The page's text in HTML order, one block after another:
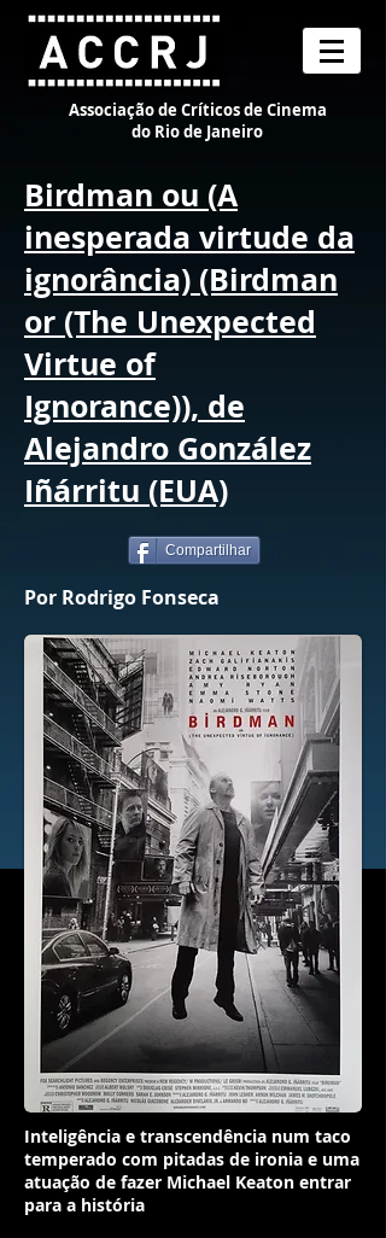
Associação de Críticos de Cinema
do Rio de Janeiro
Birdman ou (A
inesperada virtude da
ignorância) (Birdman
or (The Unexpected
Virtue of
Ignorance)), de
Alejandro González
Iñárritu (EUA)
Compartilhar
Por Rodrigo Fonseca
Inteligência e transcendência num taco
temperado com pitadas de ironia e uma
atuação de fazer Michael Keaton entrar
para a história